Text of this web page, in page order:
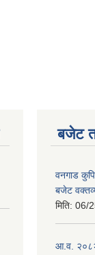
बजेट
वनगाड
बजेट
मिति: 06/
आ.व.